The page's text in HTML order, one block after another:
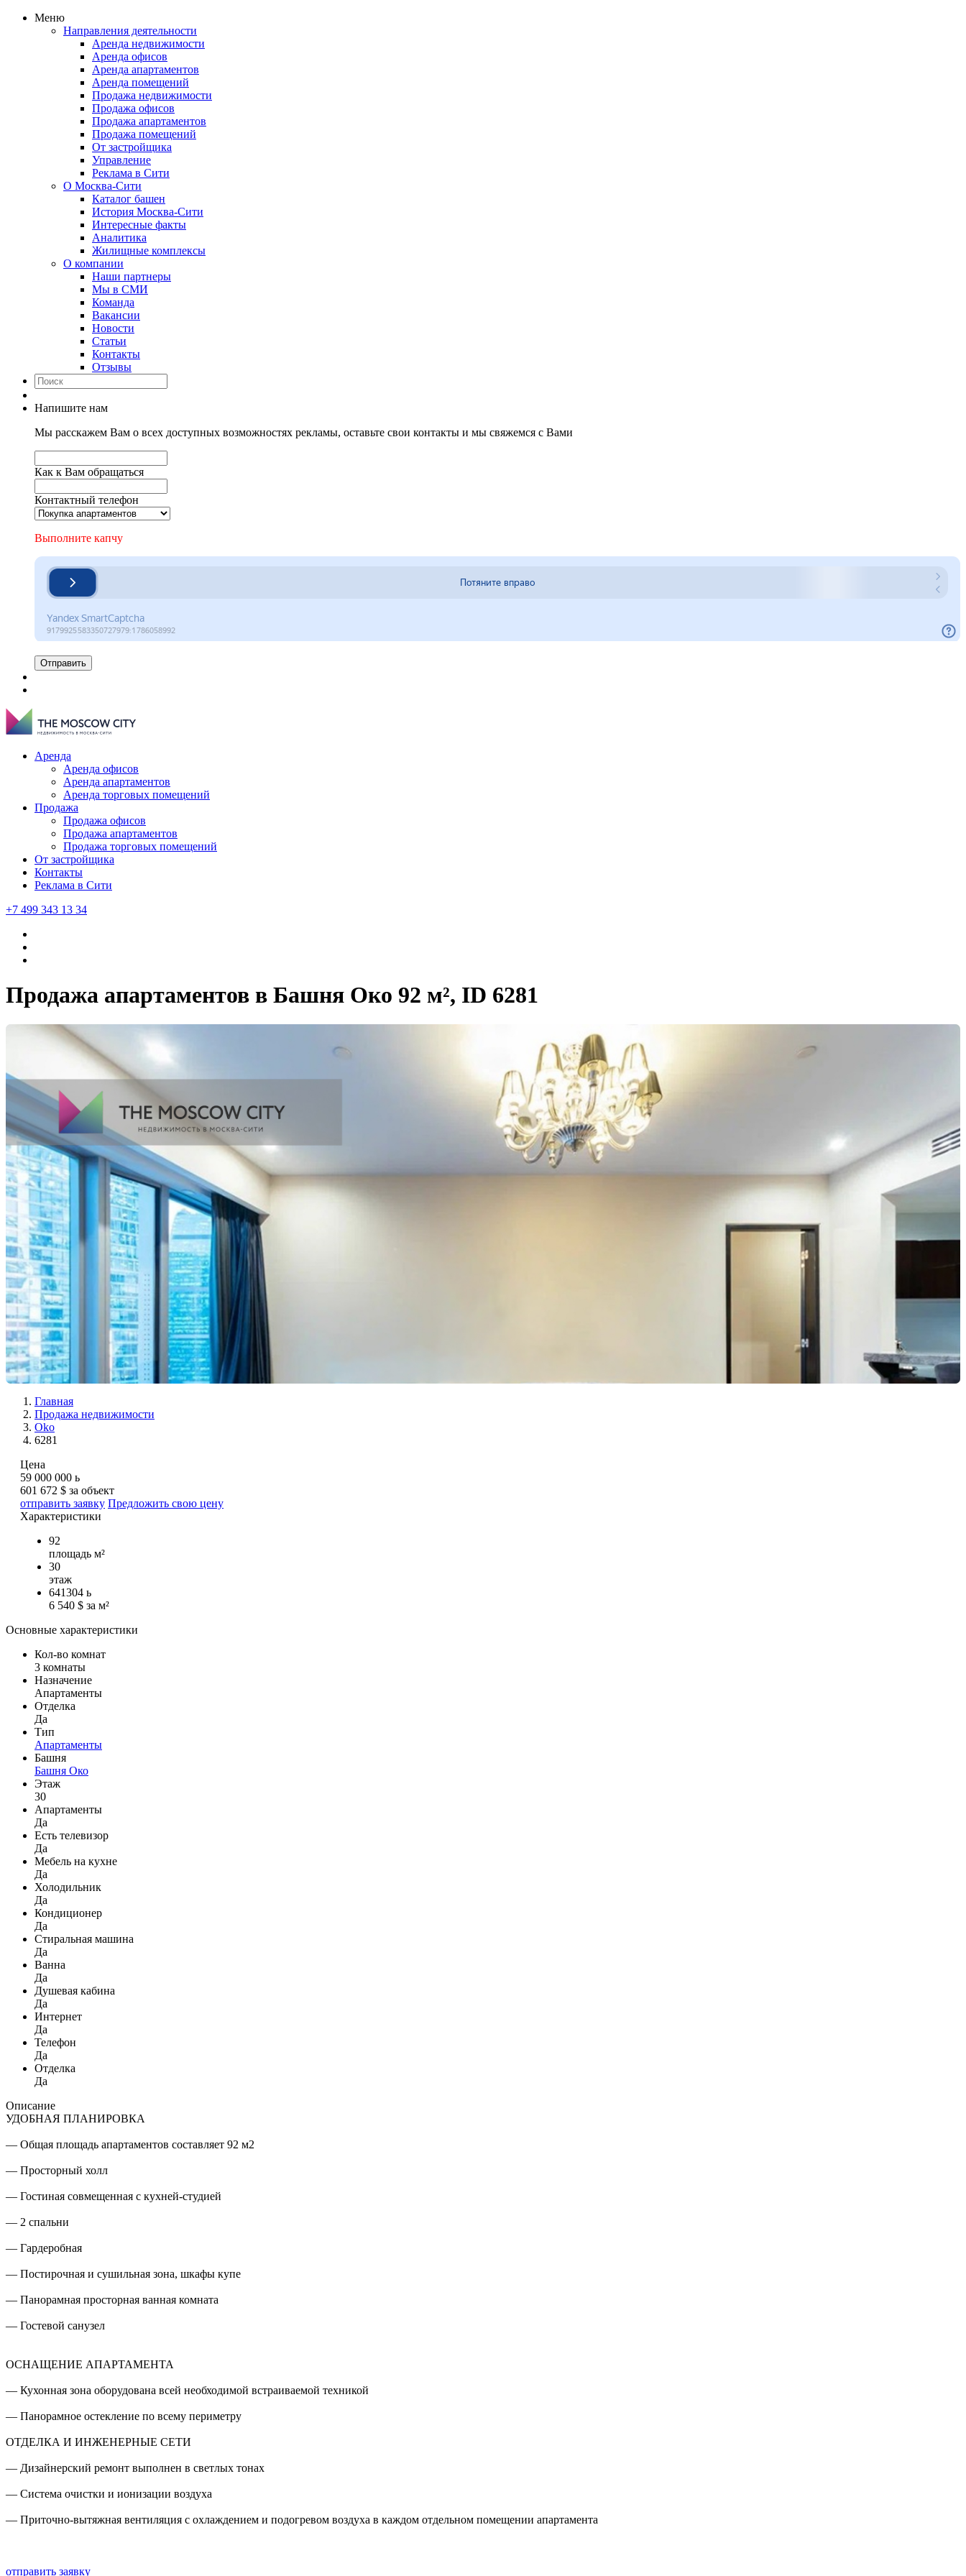
Меню
Направления деятельности
Аренда недвижимости
Аренда офисов
Аренда апартаментов
Аренда помещений
Продажа недвижимости
Продажа офисов
Продажа апартаментов
Продажа помещений
От застройщика
Управление
Реклама в Сити
О Москва-Сити
Каталог башен
История Москва-Сити
Интересные факты
Аналитика
Жилищные комплексы
О компании
Наши партнеры
Мы в СМИ
Команда
Вакансии
Новости
Статьи
Контакты
Отзывы
Напишите нам
Мы расскажем Вам о всех доступных возможностях рекламы, оставьте свои контакты и мы свяжемся с Вами
Как к Вам обращаться
Контактный телефон
Выполните капчу
Отправить
Аренда
Аренда офисов
Аренда апартаментов
Аренда торговых помещений
Продажа
Продажа офисов
Продажа апартаментов
Продажа торговых помещений
От застройщика
Контакты
Реклама в Сити
+7 499 343 13 34
Продажа апартаментов в Башня Око 92 м², ID 6281
Главная
Продажа недвижимости
Oko
6281
Цена
59 000 000 ь
601 672 $ за объект
отправить заявку Предложить свою цену
Характеристики
92
площадь м²
30
этаж
641304 ь
6 540 $ за м²
Основные характеристики
Кол-во комнат
3 комнаты
Назначение
Апартаменты
Отделка
Да
Тип
Апартаменты
Башня
Башня Око
Этаж
30
Апартаменты
Да
Есть телевизор
Да
Мебель на кухне
Да
Холодильник
Да
Кондиционер
Да
Стиральная машина
Да
Ванна
Да
Душевая кабина
Да
Интернет
Да
Телефон
Да
Отделка
Да
Описание
УДОБНАЯ ПЛАНИРОВКА
— Общая площадь апартаментов составляет 92 м2
— Просторный холл
— Гостиная совмещенная с кухней-студией
— 2 спальни
— Гардеробная
— Постирочная и сушильная зона, шкафы купе
— Панорамная просторная ванная комната
— Гостевой санузел
ОСНАЩЕНИЕ АПАРТАМЕНТА
— Кухонная зона оборудована всей необходимой встраиваемой техникой
— Панорамное остекление по всему периметру
ОТДЕЛКА И ИНЖЕНЕРНЫЕ СЕТИ
— Дизайнерский ремонт выполнен в светлых тонах
— Система очистки и ионизации воздуха
— Приточно-вытяжная вентиляция с охлаждением и подогревом воздуха в каждом отдельном помещении апартамента
отправить заявку